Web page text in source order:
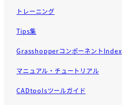
トレーニング
Tips集
GrasshopperコンポーネントIndex
マニュアル・チュートリアル
CADtoolsツールガイド